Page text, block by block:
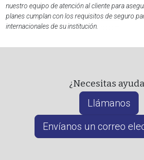
nuestro equipo de atención al cliente para
planes cumplan con los requisitos de seguro
internacionales de su institución.
¿Necesitas
Llámanos
Envíanos un correo